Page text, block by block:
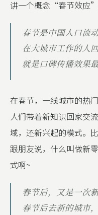
讲一个概念“春节效应”
春节是中国人口流
在大城市工作的人
就是口碑传播效果
在春节，一线城市的热
人们带着新知识回家交
域，还新兴起的模式。
跟朋友说，什么叫做新
式啊~
春节后，又是一次
春节后去新的城市